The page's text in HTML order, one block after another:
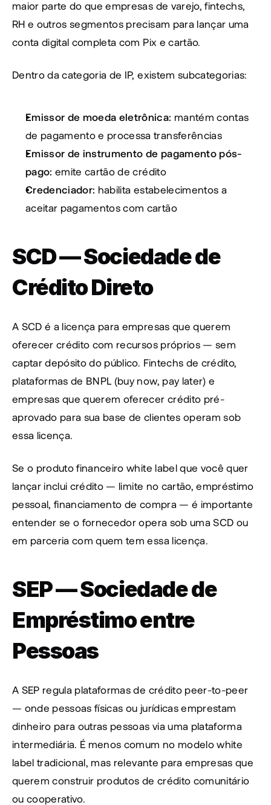
maior parte do que empresas de varejo, fintechs,
RH e outros segmentos precisam para lançar uma
conta digital completa com Pix e cartão.
Dentro da categoria de IP, existem subcategorias:
Emissor de moeda eletrônica: mantém contas
de pagamento e processa transferências
Emissor de instrumento de pagamento pós-
pago: emite cartão de crédito
Credenciador: habilita estabelecimentos a
aceitar pagamentos com cartão
SCD — Sociedade de
Crédito Direto
A SCD é a licença para empresas que querem
oferecer crédito com recursos próprios — sem
captar depósito do público. Fintechs de crédito,
plataformas de BNPL (buy now, pay later) e
empresas que querem oferecer crédito pré-
aprovado para sua base de clientes operam sob
essa licença.
Se o produto financeiro white label que você quer
lançar inclui crédito — limite no cartão, empréstimo
pessoal, financiamento de compra — é importante
entender se o fornecedor opera sob uma SCD ou
em parceria com quem tem essa licença.
SEP — Sociedade de
Empréstimo entre
Pessoas
A SEP regula plataformas de crédito peer-to-peer
— onde pessoas físicas ou jurídicas emprestam
dinheiro para outras pessoas via uma plataforma
intermediária. É menos comum no modelo white
label tradicional, mas relevante para empresas que
querem construir produtos de crédito comunitário
ou cooperativo.